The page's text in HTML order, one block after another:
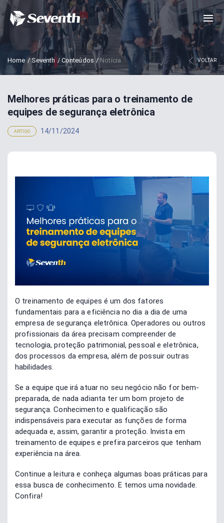
Home /Seventh /Conteúdos / Notícia VOLTAR
Melhores práticas para o treinamento de
equipes de segurança eletrônica
ARTIGO 14/11/2024
O treinamento de equipes é um dos fatores
fundamentais para a eficiência no dia a dia de uma
empresa de segurança eletrônica. Operadores ou outros
profissionais da área precisam compreender de
tecnologia, proteção patrimonial, pessoal e eletrônica,
dos processos da empresa, além de possuir outras
habilidades.
Se a equipe que irá atuar no seu negócio não for bem-
preparada, de nada adianta ter um bom projeto de
segurança. Conhecimento e qualificação são
indispensáveis para executar as funções de forma
adequada e, assim, garantir a proteção. Invista em
treinamento de equipes e prefira parceiros que tenham
experiência na área.
Continue a leitura e conheça algumas boas práticas para
essa busca de conhecimento. E temos uma novidade.
Confira!